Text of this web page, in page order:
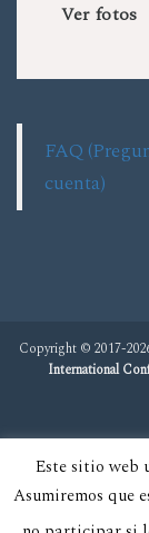
Ver fotos
FAQ
cuenta)
Copyright © 2017-
International
Este sitio web
Asumiremos que